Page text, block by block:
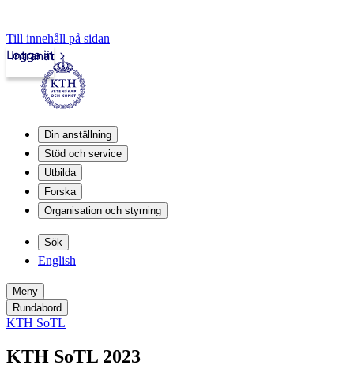
Till innehåll på sidan
Intranät
Logga in
Din anställning
Stöd och service
Utbilda
Forska
Organisation och styrning
Sök
English
Meny
Rundabord
KTH SoTL
KTH SoTL 2023